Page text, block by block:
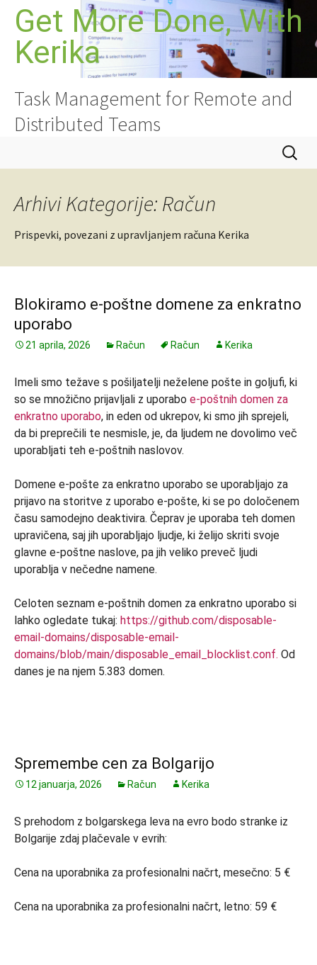
Preskoči
vsebino
Get More Done, With
Kerika
Task Management for Remote and
Distributed Teams
Išči:
Arhivi Kategorije: Račun
Prispevki, povezani z upravljanjem računa Kerika
Blokiramo e-poštne domene za enkratno
uporabo
21 aprila, 2026 Račun Račun Kerika
Imeli smo težave s pošiljatelji neželene pošte in goljufi, ki
so se množično prijavljali z uporabo e-poštnih domen za
enkratno uporabo, in eden od ukrepov, ki smo jih sprejeli,
da bi preprečili te nesmisle, je, da ljudem ne dovolimo več
uporabljati teh e-poštnih naslovov.
Domene e-pošte za enkratno uporabo se uporabljajo za
prijavo na storitve z uporabo e-pošte, ki se po določenem
času samodejno deaktivira. Čeprav je uporaba teh domen
upravičena, saj jih uporabljajo ljudje, ki želijo skriti svoje
glavne e-poštne naslove, pa jih veliko preveč ljudi
uporablja v nečedne namene.
Celoten seznam e-poštnih domen za enkratno uporabo si
lahko ogledate tukaj: https://github.com/disposable-
email-domains/disposable-email-
domains/blob/main/disposable_email_blocklist.conf. Od
danes je na njem 5.383 domen.
Spremembe cen za Bolgarijo
12 januarja, 2026 Račun Kerika
S prehodom z bolgarskega leva na evro bodo stranke iz
Bolgarije zdaj plačevale v evrih:
Cena na uporabnika za profesionalni načrt, mesečno: 5 €
Cena na uporabnika za profesionalni načrt, letno: 59 €